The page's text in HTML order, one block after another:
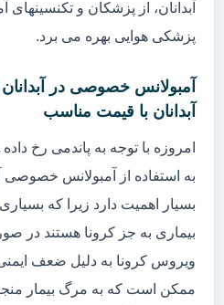
آبدانان، از پزشکان و
پزشکی هوایی بهره می برد.
آمبولانس خصوصی در آبدانان
آبدانان با قیمت مناسب
امروزه با توجه به پاندمی رخ داده
به استفاده از آمبولانس خصوصی
بسیار اهمیت دارد زیرا که
بیماری به جز کرونا هستند در
ویروس کرونا به دلیل ضعف
ممکن است که به مرگ بیمار